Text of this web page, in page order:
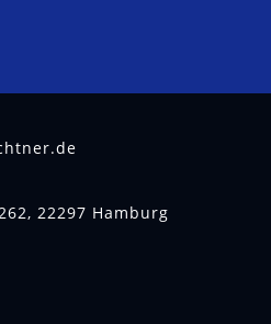
22297 Hamburg